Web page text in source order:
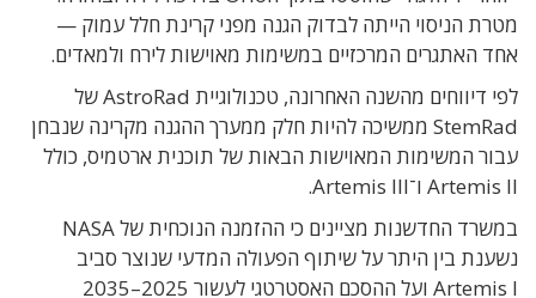
מטרת הניסוי הייתה לבדוק הגנה מפני קרינת חלל עמוק —
אחד האתגרים המרכזיים במשימות מאוישות לירח ולמאדים.
לפי דיווחים מהשנה האחרונה, טכנולוגיית AstroRad של
StemRad ממשיכה להיות חלק ממערך ההגנה מקרינה שנבחן
עבור המשימות המאוישות הבאות של תוכנית ארטמיס, כולל
Artemis II ו־Artemis III.
במשרד החדשנות מציינים כי ההזמנה הנוכחית של NASA
נשענת בין היתר על שיתוף הפעולה המדעי שנוצר סביב
Artemis I ועל ההסכם האסטרטגי לעשור 2025–2035